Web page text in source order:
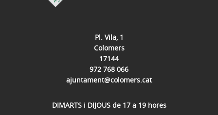
Pl. Vila, 1
Colomers
17144
972 768 066
ajuntament@colomers.cat
DIMARTS i DIJOUS de 17 a 19 hores